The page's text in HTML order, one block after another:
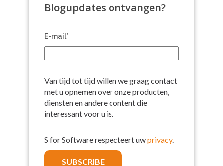
Blogupdates ontvangen?
E-mail*
Van tijd tot tijd willen we graag contact
met u opnemen over onze producten,
diensten en andere content die
interessant voor u is.
S for Software respecteert uwprivacy.